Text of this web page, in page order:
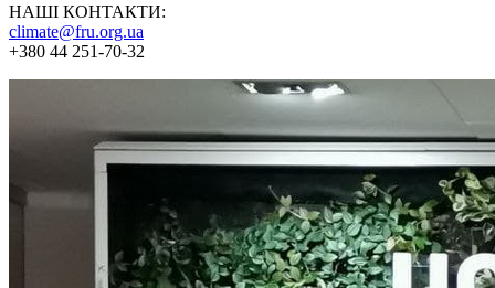
НАШІ КОНТАКТИ:
climate@fru.org.ua
+380 44 251-70-32